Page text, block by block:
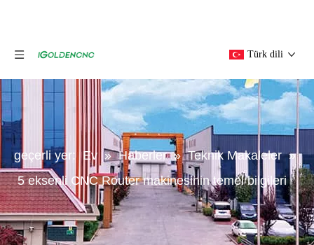
Türk dili
geçerli yer: Ev » Haberler » Teknik Makaleler »
5 eksenli CNC Router makinesinin temel bilgileri